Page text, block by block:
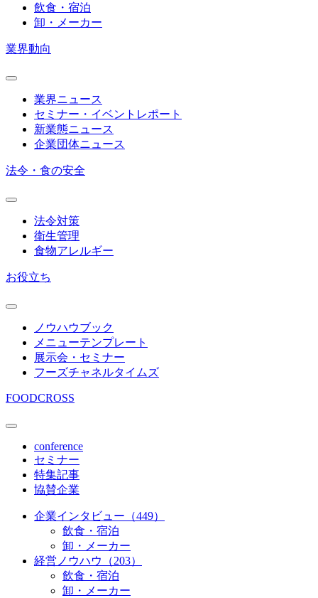
飲食・宿泊
卸・メーカー
業界動向
業界ニュース
セミナー・イベントレポート
新業態ニュース
企業団体ニュース
法令・食の安全
法令対策
衛生管理
食物アレルギー
お役立ち
ノウハウブック
メニューテンプレート
展示会・セミナー
フーズチャネルタイムズ
FOODCROSS
conference
セミナー
特集記事
協賛企業
企業インタビュー（449）
飲食・宿泊
卸・メーカー
経営ノウハウ（203）
飲食・宿泊
卸・メーカー